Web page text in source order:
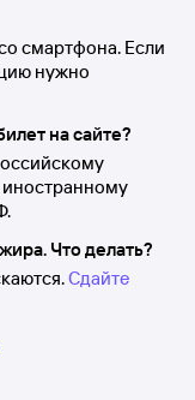
смартфона. Если
нужно
на сайте?
иностранному
Что делать?
Сдайте